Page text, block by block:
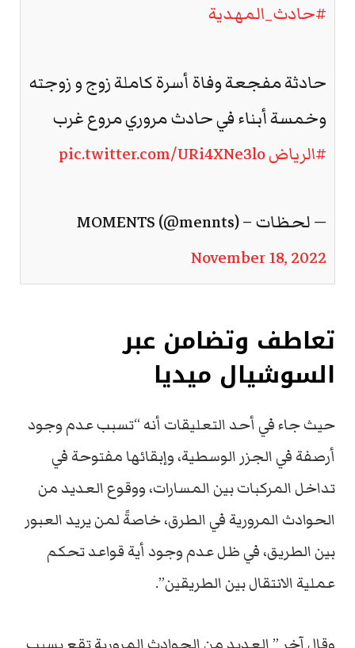
#حادث_المهدية
حادثة مفجعة وفاة أسرة كاملة زوج و زوجته
وخمسة أبناء في حادث مروري مروع غرب
#الرياضpic.twitter.com/URi4XNe3lo
— لحظات – MOMENTS (@mennts)
November 18, 2022
تعاطف وتضامن عبر
السوشيال ميديا
حيث جاء في أحد التعليقات أنه “تسبب عدم وجود
أرصفة في الجزر الوسطية، وإبقائها مفتوحة في
تداخل المركبات بين المسارات، ووقوع العديد من
الحوادث المرورية في الطرق، خاصةً لمن يريد العبور
بين الطريق، في ظل عدم وجود أية قواعد تحكم
عملية الانتقال بين الطريقين”.